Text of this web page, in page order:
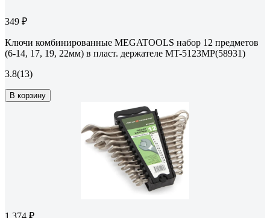
349 ₽
Ключи комбинированные MEGATOOLS набор 12 предметов
(6-14, 17, 19, 22мм) в пласт. держателе MT-5123MP(58931)
3.8(13)
В корзину